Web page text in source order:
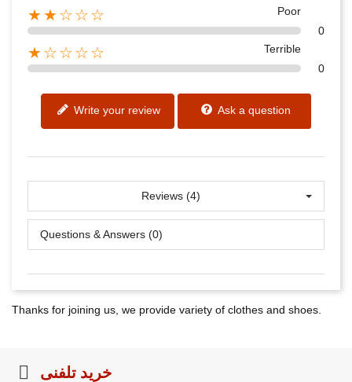
★★☆☆☆
Poor
0
★☆☆☆☆
Terrible
0
Write your review Ask a question
Reviews (4)
Questions & Answers (0)
Thanks for joining us, we provide variety of clothes and shoes.
خرید تلفنی